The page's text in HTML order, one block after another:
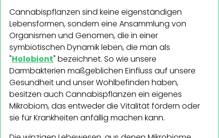
Cannabispflanzen sind keine eigenständigen
Lebensformen, sondern eine Ansammlung von
Organismen und Genomen, die in einer
symbiotischen Dynamik leben, die man als
"Holobiont" bezeichnet. So wie unsere
Darmbakterien maßgeblichen Einfluss auf unsere
Gesundheit und unser Wohlbefinden haben,
besitzen auch Cannabispflanzen ein eigenes
Mikrobiom, das entweder die Vitalität fördern oder
sie für Krankheiten anfällig machen kann.